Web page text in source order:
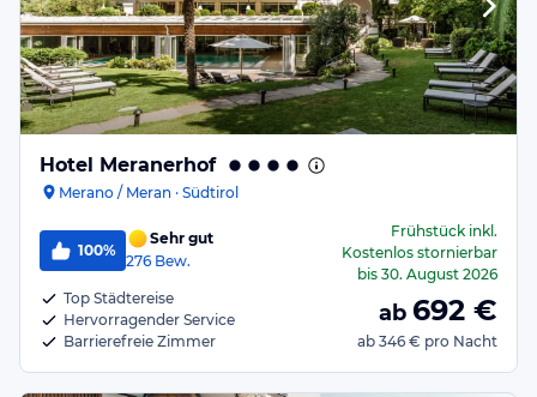
Hotel Meranerhof
Merano / Meran · Südtirol
100%
Sehr gut
276 Bew.
Top Städtereise
Hervorragender Service
Barrierefreie Zimmer
Frühstückinkl.
Kostenlos stornierbar
bis 30. August 2026
ab 692 €
ab 346 € pro Nacht